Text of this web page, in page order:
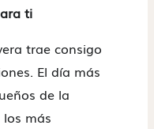
ti
trae consigo
El día más
de la
más